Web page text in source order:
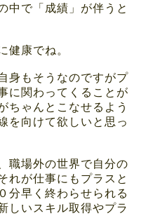
中で「成績」が伴うと
健康でね。
身もそうなのですがプ
に関わってくることが
ちゃんとこなせるよう
を向けて欲しいと思っ
職場外の世界で自分の
れが仕事にもプラスと
分早く終わらせられる
しいスキル取得やプラ